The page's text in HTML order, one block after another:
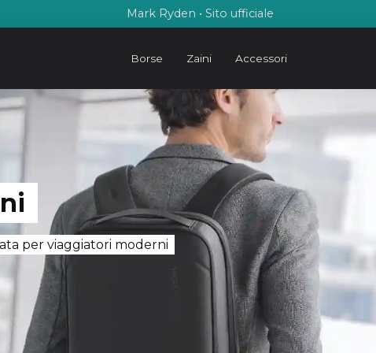
Mark Ryden • Sito ufficiale
Borse Zaini Accessori
per viaggiatori moderni